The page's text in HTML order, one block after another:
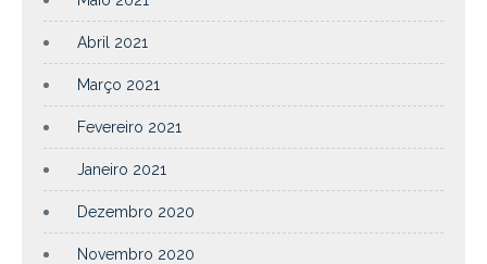
Abril 2021
Março 2021
Fevereiro 2021
Janeiro 2021
Dezembro 2020
Novembro 2020